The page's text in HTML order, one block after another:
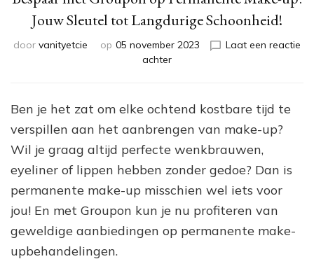
Jouw Sleutel tot Langdurige Schoonheid!
door vanityetcie op 05 november 2023
Laat een reactie
achterop
Groupon
op
Permanente
Make-
Jouw
Sleutel
tot
Langdurige
Schoonheid!
Ben je het zat om elke ochtend kostbare tijd te
verspillen aan het aanbrengen van make-up?
Wil je graag altijd perfecte wenkbrauwen,
eyeliner of lippen hebben zonder gedoe? Dan is
permanente make-up misschien wel iets voor
jou! En met Groupon kun je nu profiteren van
geweldige aanbiedingen op permanente make-
upbehandelingen.